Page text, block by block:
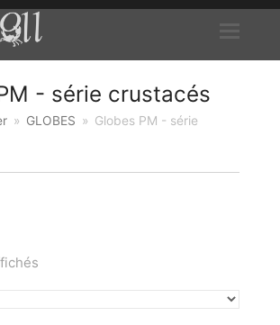
- série crustacés
» GLOBES » Globes PM - série